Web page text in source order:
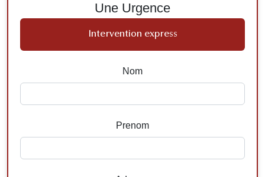
Une Urgence
Intervention express
Nom
Prenom